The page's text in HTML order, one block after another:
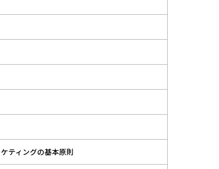
ティングの基本原則